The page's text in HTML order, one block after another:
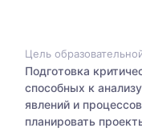
Цель
Подготовка
способных к
явлений и
планировать